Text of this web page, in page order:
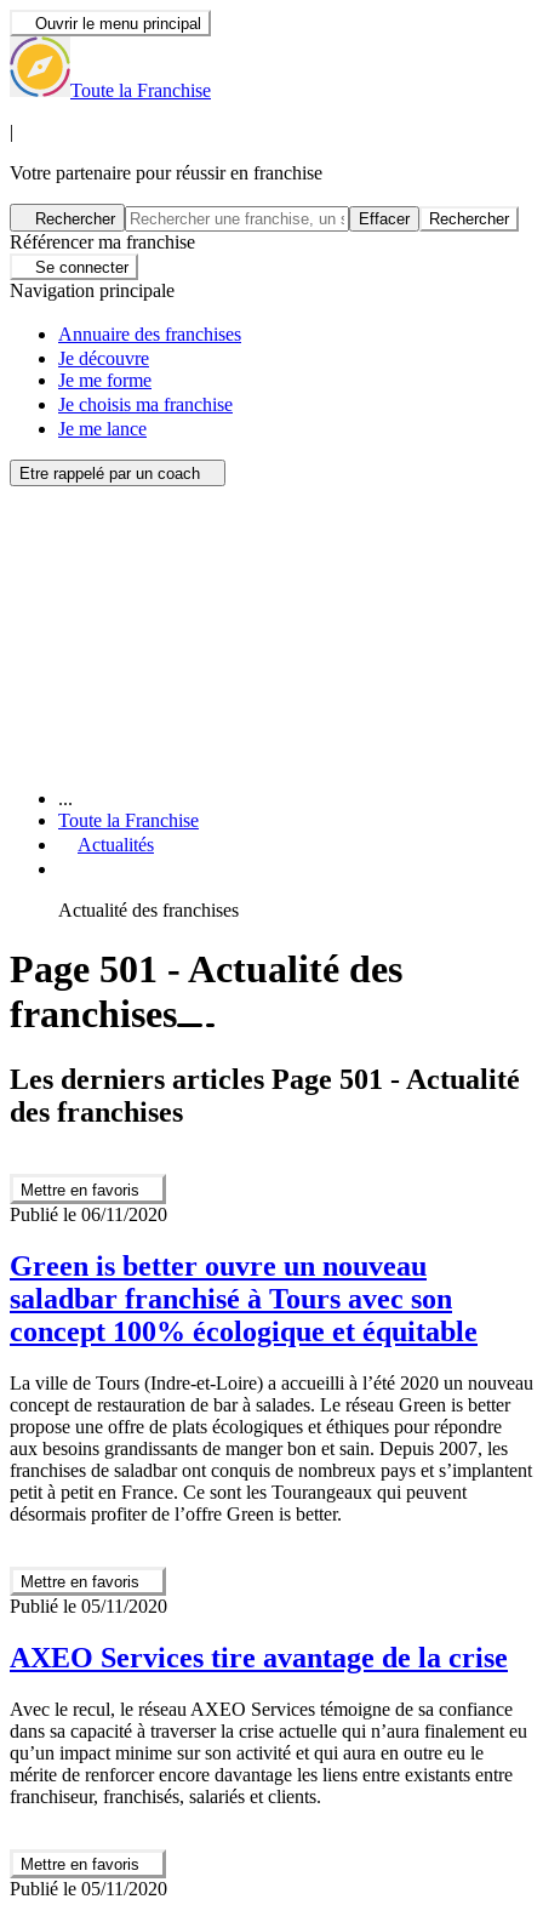
Ouvrir le menu principal
Toute la Franchise
|
Votre partenaire pour réussir en franchise
Rechercher Effacer Rechercher
Référencer ma franchise
Se connecter
Navigation principale
Annuaire des franchises
Je découvre
Je me forme
Je choisis ma franchise
Je me lance
Etre rappelé par un coach
...
Toute la Franchise
Actualités
Actualité des franchises
Page 501 - Actualité des
franchises
Les derniers articles Page 501 - Actualité
des franchises
Mettre en favoris
Publié le 06/11/2020
Green is better ouvre un nouveau
saladbar franchisé à Tours avec son
concept 100% écologique et équitable
La ville de Tours (Indre-et-Loire) a accueilli à l’été 2020 un nouveau
concept de restauration de bar à salades. Le réseau Green is better
propose une offre de plats écologiques et éthiques pour répondre
aux besoins grandissants de manger bon et sain. Depuis 2007, les
franchises de saladbar ont conquis de nombreux pays et s’implantent
petit à petit en France. Ce sont les Tourangeaux qui peuvent
désormais profiter de l’offre Green is better.
Mettre en favoris
Publié le 05/11/2020
AXEO Services tire avantage de la crise
Avec le recul, le réseau AXEO Services témoigne de sa confiance
dans sa capacité à traverser la crise actuelle qui n’aura finalement eu
qu’un impact minime sur son activité et qui aura en outre eu le
mérite de renforcer encore davantage les liens entre existants entre
franchiseur, franchisés, salariés et clients.
Mettre en favoris
Publié le 05/11/2020